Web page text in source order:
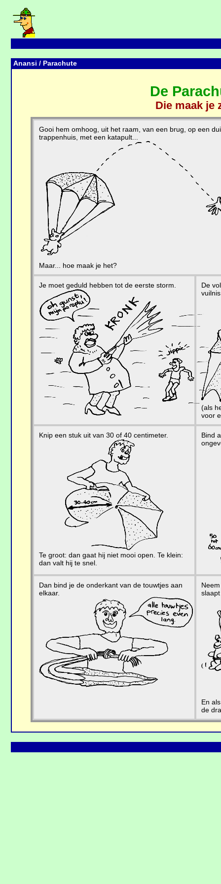
Anansi / Parachute
De
Die maak je
Gooi hem omhoog, uit het raam, van een brug, op een
trappenhuis, met een katapult...
Maar... hoe maak je het?
Je moet geduld hebben tot de eerste storm.
De
(als
voor
Knip een stuk uit van 30 of 40 centimeter.
Te groot: dan gaat hij niet mooi open. Te klein:
dan valt hij te snel.
Bind
Dan bind je de onderkant van de touwtjes aan
elkaar.
En
de